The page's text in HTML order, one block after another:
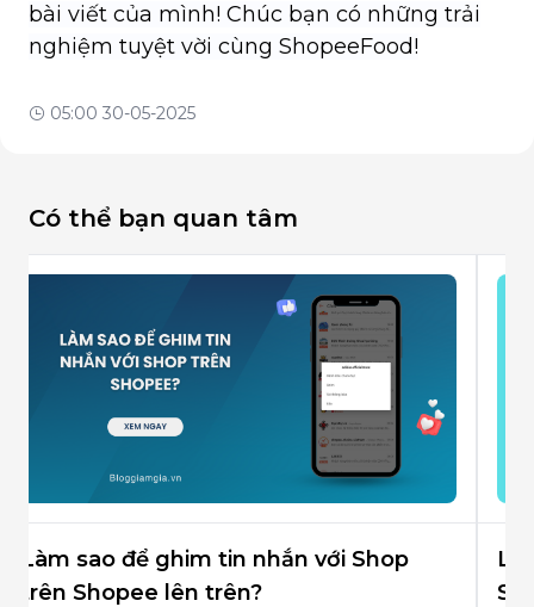
bài viết của mình! Chúc bạn có những trải
nghiệm tuyệt vời cùng ShopeeFood!
05:00 30-05-2025
Có thể bạn quan tâm
Làm sao để ghim tin nhắn với Shop
trên Shopee lên trên?